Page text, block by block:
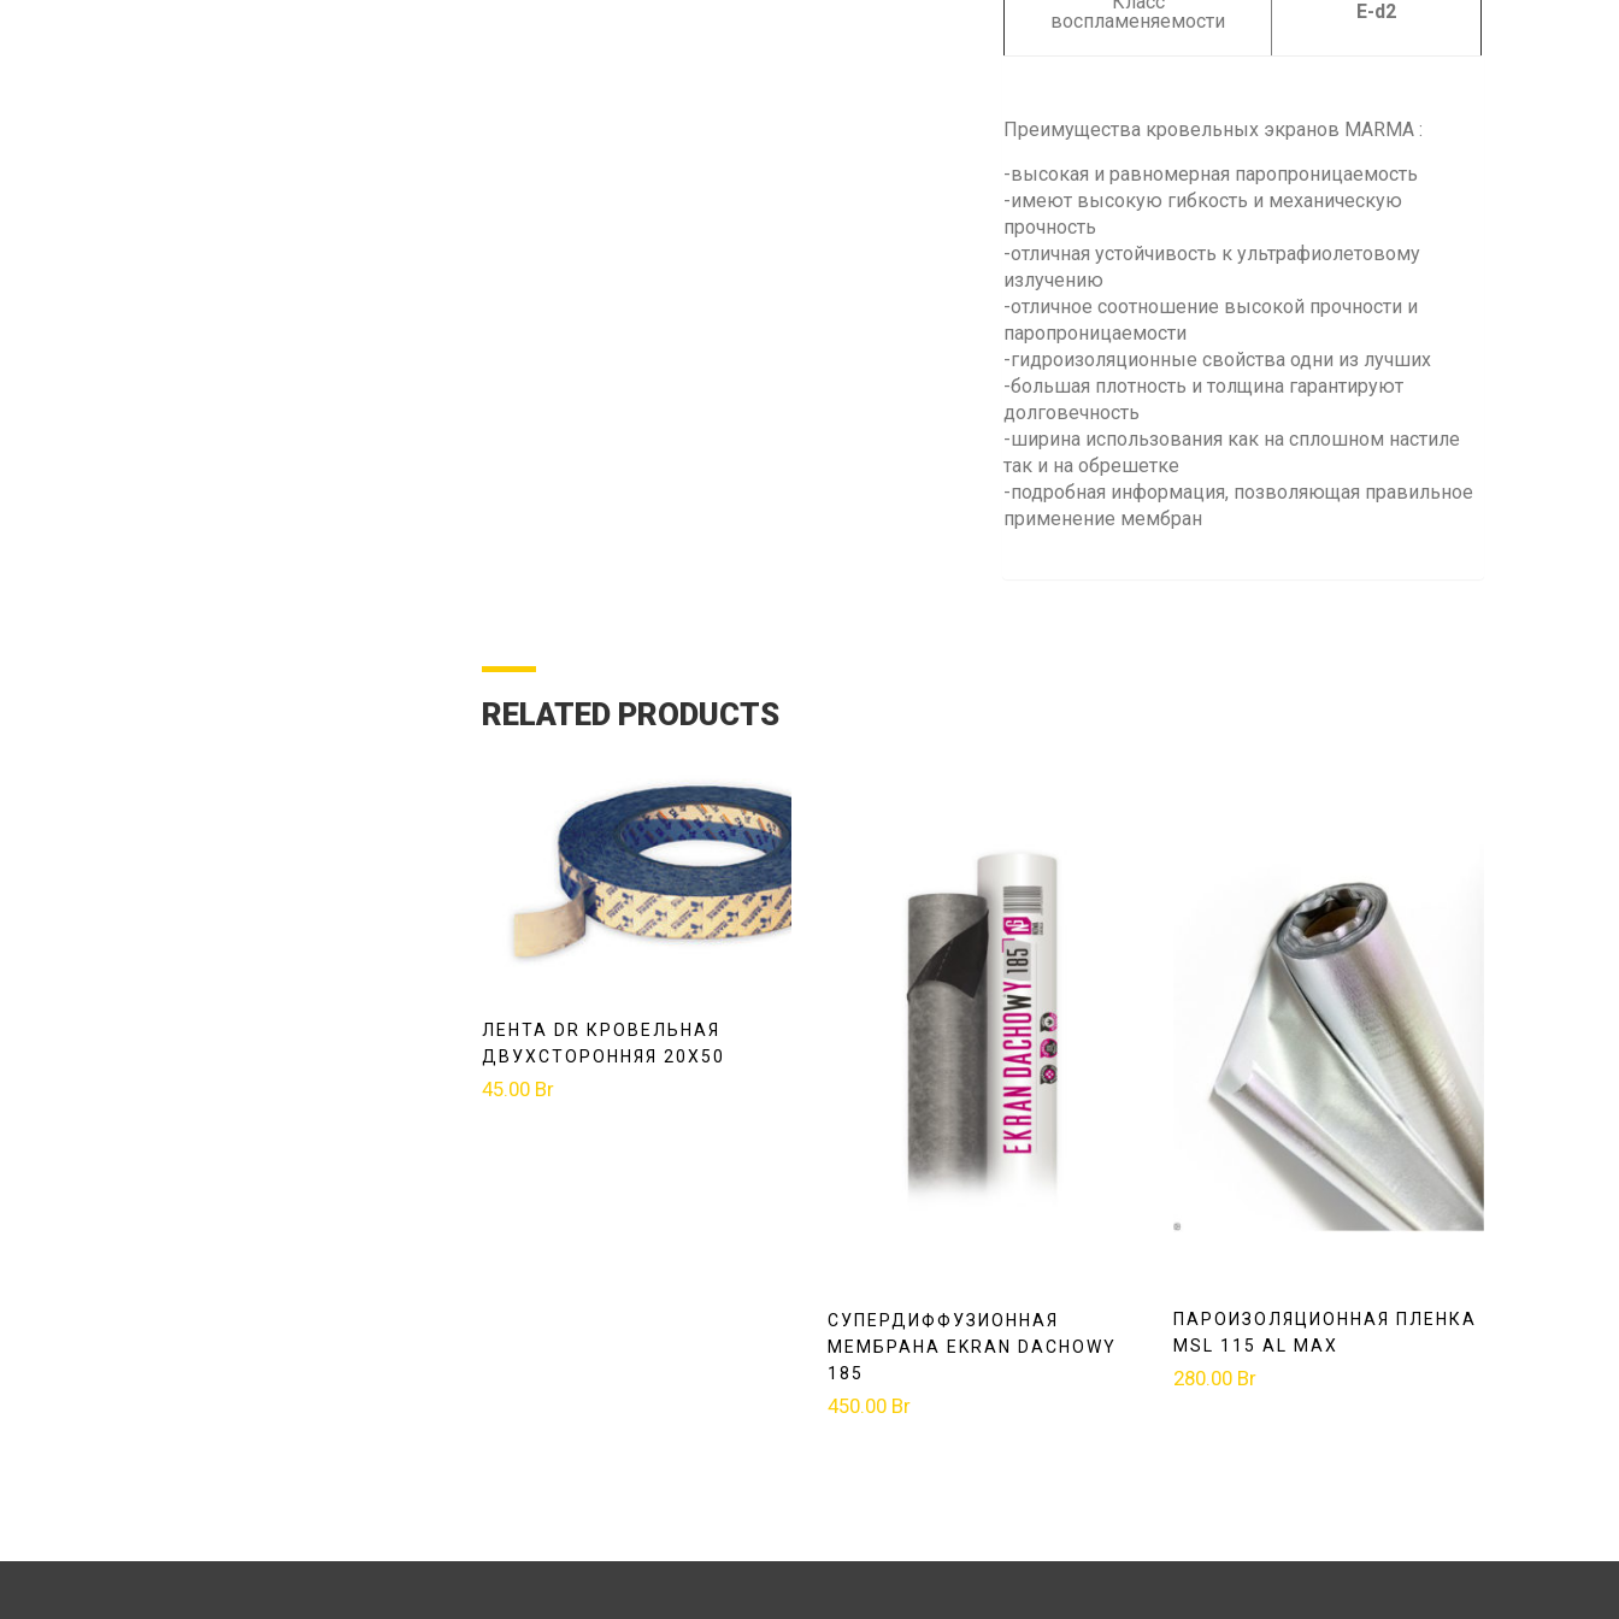
воспламеняемости
Е-d2
Преимущества кровельных экранов MARMA :
-высокая и равномерная паропроницаемость
-имеют высокую гибкость и механическую
прочность
-отличная устойчивость к ультрафиолетовому
излучению
-отличное соотношение высокой прочности и
паропроницаемости
-гидроизоляционные свойства одни из лучших
-большая плотность и толщина гарантируют
долговечность
-ширина использования как на сплошном настиле
так и на обрешетке
-подробная информация, позволяющая правильное
применение мембран
RELATED PRODUCTS
ЛЕНТА DR КРОВЕЛЬНАЯ
ДВУХСТОРОННЯЯ 20Х50
45.00 Br
СУПЕРДИФФУЗИОННАЯ
МЕМБРАНА EKRAN DACHOWY
185
450.00 Br
ПАРОИЗОЛЯЦИОННАЯ ПЛЕНКА
MSL 115 AL MAX
280.00 Br